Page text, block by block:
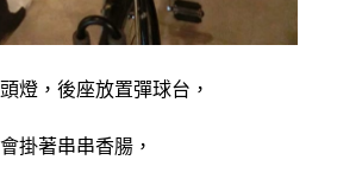
燈，後座放置彈球台，
掛著串串香腸，